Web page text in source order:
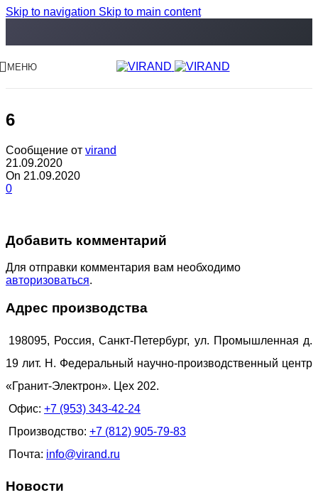
Skip to navigation Skip to main content
МЕНЮ
6
Сообщение от virand
21.09.2020
On 21.09.2020
0
Добавить комментарий
Для отправки комментария вам необходимо
авторизоваться.
Адрес производства
198095, Россия, Санкт-Петербург, ул. Промышленная д.
19 лит. Н. Федеральный научно-производственный центр
«Гранит-Электрон». Цех 202.
Офис: +7 (953) 343-42-24
Производство: +7 (812) 905-79-83
Почта: info@virand.ru
Новости